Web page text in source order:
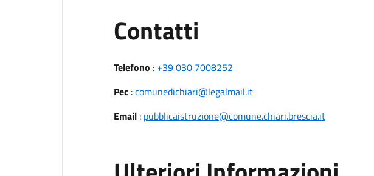
Contatti
Telefono : +39 030 7008252
Pec:comunedichiari@legalmail.it
Email: pubblicaistruzione@comune.chiari.brescia.it